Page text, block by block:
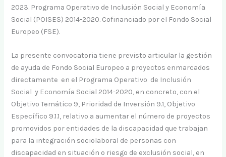
2023. Programa Operativo de Inclusión Social y Economía
Social (POISES) 2014-2020. Cofinanciado por el Fondo Social
Europeo (FSE).
La presente convocatoria tiene previsto articular la gestión
de ayuda de Fondo Social Europeo a proyectos enmarcados
directamente en el Programa Operativo de Inclusión
Social y Economía Social 2014-2020, en concreto, con el
Objetivo Temático 9, Prioridad de Inversión 9.1, Objetivo
Específico 9.1.1, relativo a aumentar el número de proyectos
promovidos por entidades de la discapacidad que trabajan
para la integración sociolaboral de personas con
discapacidad en situación o riesgo de exclusión social, en